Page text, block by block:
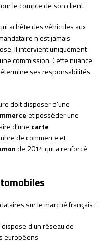
le compte de son client.
achète des véhicules aux
n’est jamais
Il intervient uniquement
commission. Cette nuance
ses responsabilités
doit disposer d’une
et posséder une
d’une carte
de commerce et
de 2014 qui a renforcé
sur le marché français :
dispose d’un réseau de
européens